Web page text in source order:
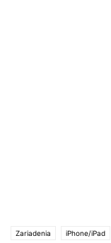
Zariadenia iPhone/iPad